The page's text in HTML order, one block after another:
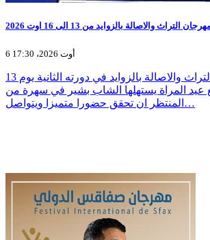
التراث والاصالة بالزوايد من 13 الى 16 اوت 2026
6 أوت 2026، 17:30
ينطلق مهرجان التراث والاصالة بالزوايد في دورته الثانية يوم 13
عيد المراة يستهلها الشاب بشير في سهرة من
المنتظر ان تحقق حضورا متميزا ويتواصل…